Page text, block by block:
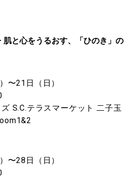
肌と心をうるおす、「ひのき」の
〜21日（日）
S.C.テラスマーケット 二子玉
〜28日（日）